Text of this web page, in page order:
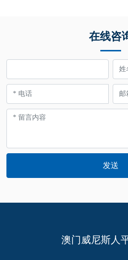
在线咨
发送
澳门威尼斯人